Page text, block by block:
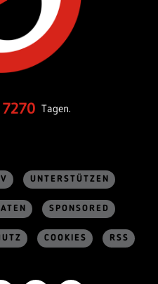
7270 Tagen.
UNTERSTÜTZEN
SPONSORED
COOKIES RSS